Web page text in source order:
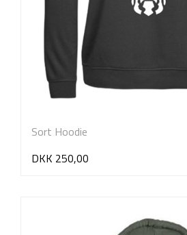
Sort Hoodie
DKK 250,00